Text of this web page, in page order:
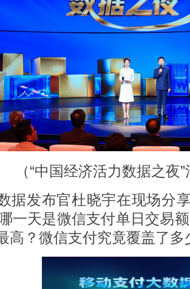
（“中国经济活力数据之夜
发布官杜晓宇在现场分享
一天是微信支付单日交易
高？微信支付究竟覆盖了多